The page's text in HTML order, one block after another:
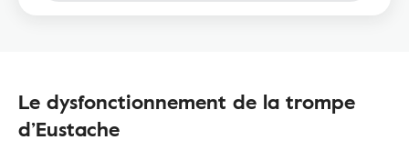
Le dysfonctionnement de la trompe
d’Eustache